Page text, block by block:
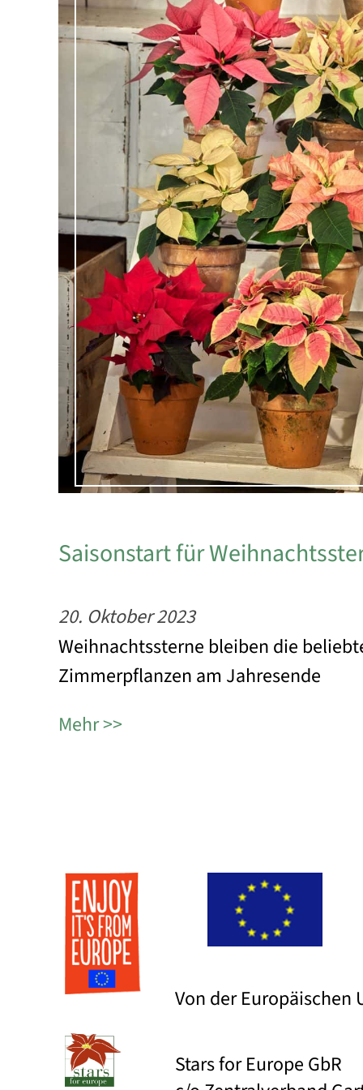
Saisonstart für
20. Oktober 2023
Weihnachtssterne bleiben die
Zimmerpflanzen am Jahresende
Mehr
Von der Europäischen
Stars for Europe GbR